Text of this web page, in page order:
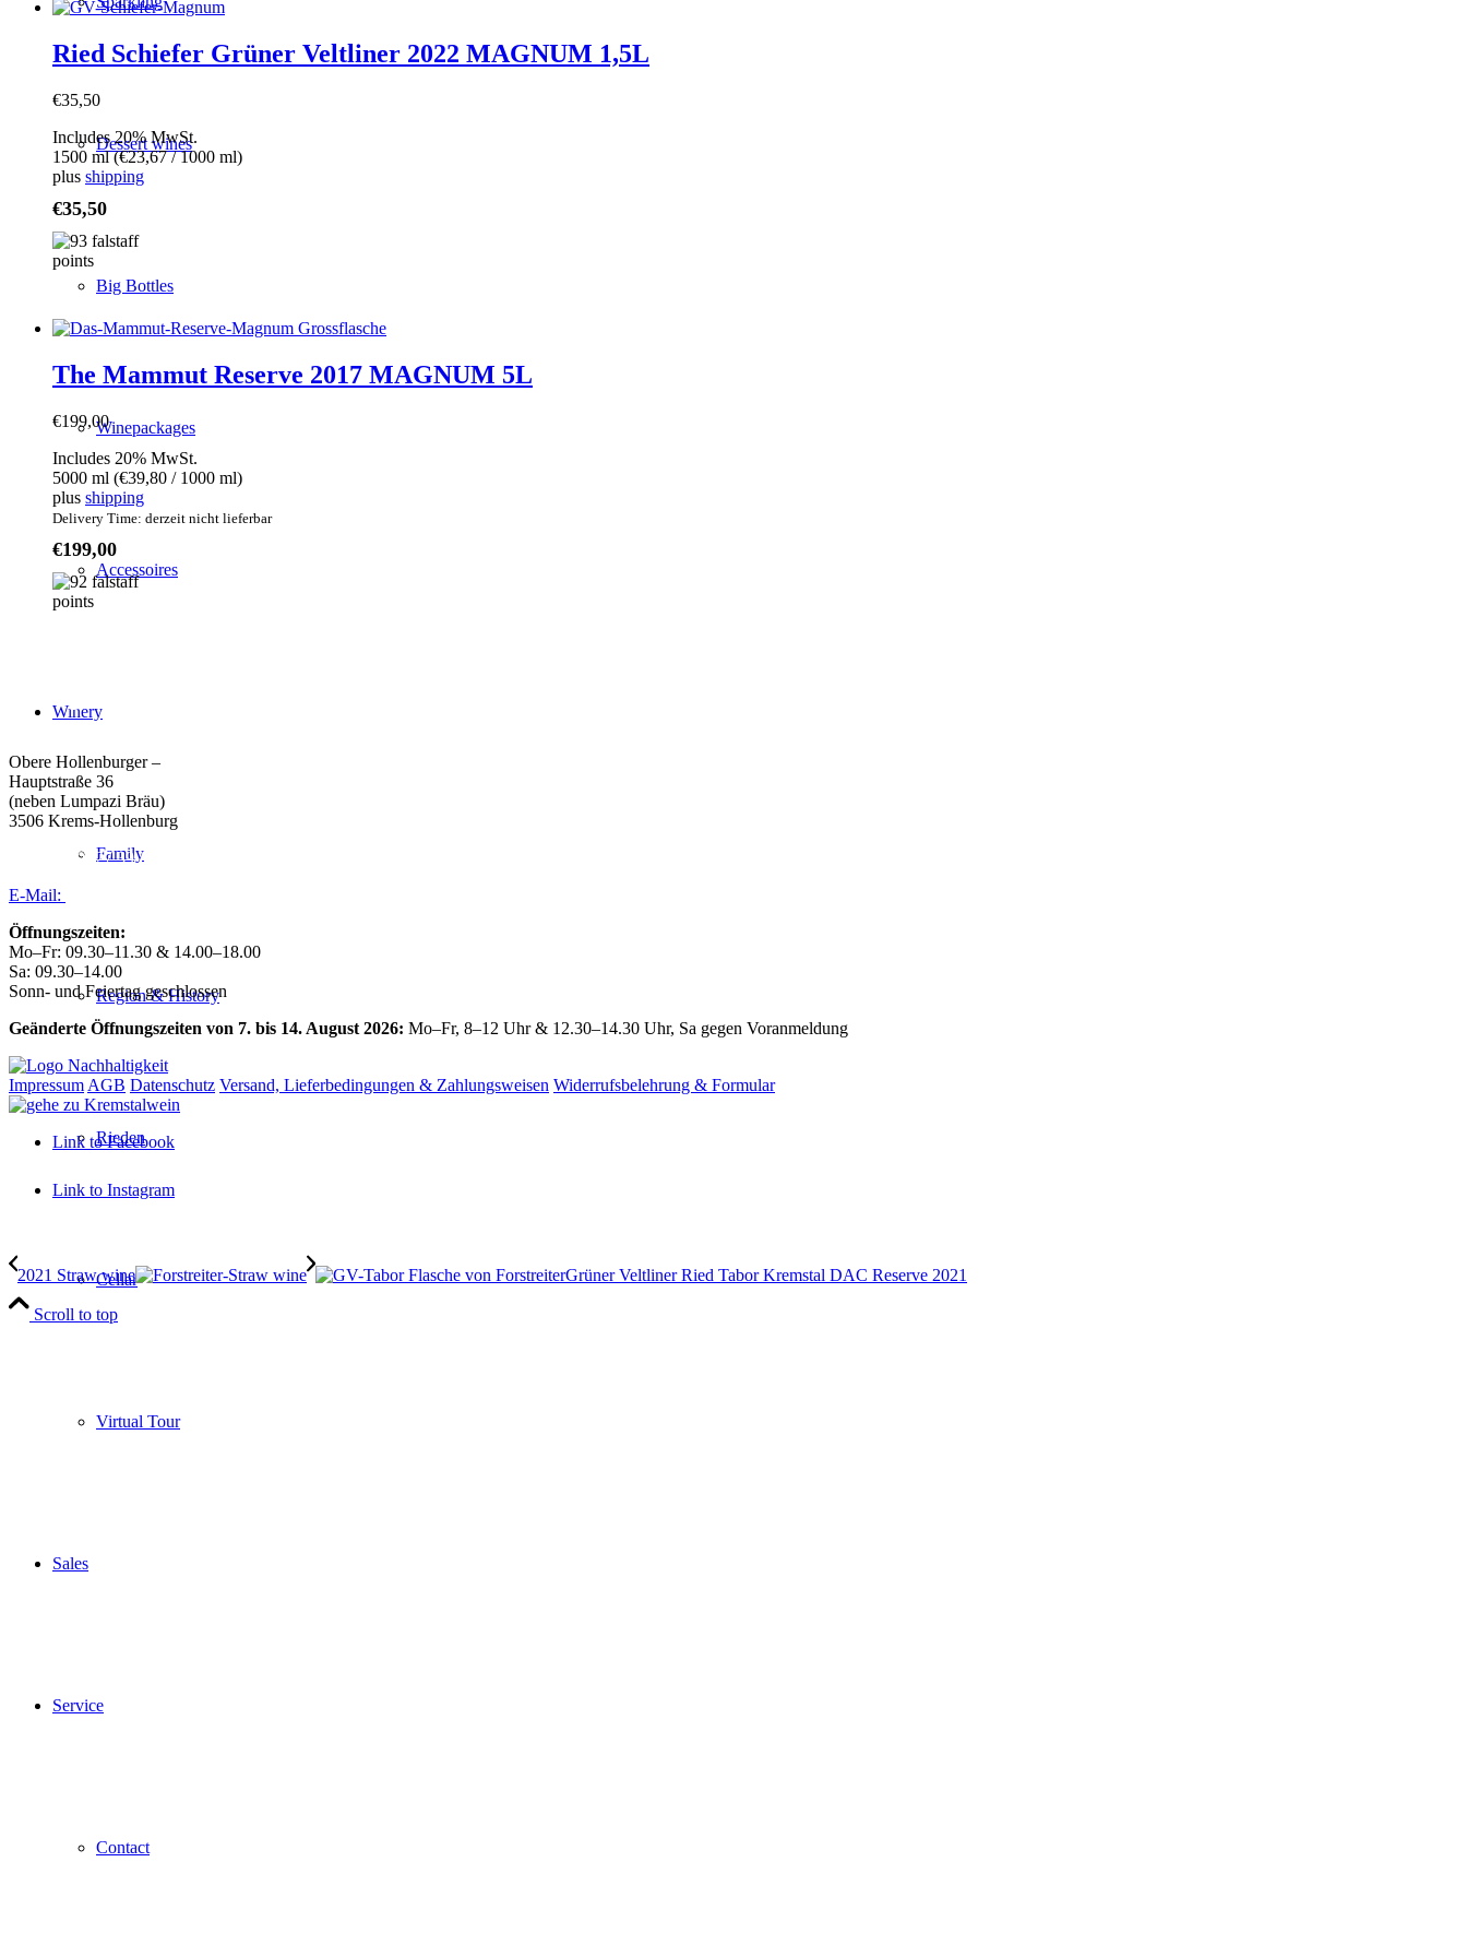
Dessert wines
Big Bottles
Winepackages
Accessoires
Winery
Family
Region & History
Rieden
Cellar
Virtual Tour
Sales
Service
Contact
Ried Schiefer Grüner Veltliner 2022 MAGNUM 1,5L
€35,50
Includes 20% MwSt.
1500 ml (€23,67/ 1000 ml)
plus shipping
€35,50
The Mammut Reserve 2017 MAGNUM 5L
€199,00
Includes 20% MwSt.
5000 ml (€39,80 / 1000 ml)
plus shipping
Delivery Time: derzeit nicht lieferbar
€199,00
Obere Hollenburger –
Hauptstraße 36
(neben Lumpazi Bräu)
3506 Krems-Hollenburg
+43 (0) 27 39 / 22 96
E-Mail:
Öffnungszeiten:
Mo–Fr: 09.30–11.30 & 14.00–18.00
Sa: 09.30–14.00
Sonn- und Feiertag geschlossen
Geänderte Öffnungszeiten von 7. bis 14. August 2026: Mo–Fr, 8–12 Uhr & 12.30–14.30 Uhr, Sa gegen Voranmeldung
Impressum AGB Datenschutz Versand, Lieferbedingungen & Zahlungsweisen Widerrufsbelehrung & Formular
Link to Facebook
Link to Instagram
2021 Straw wine Grüner Veltliner Ried Tabor Kremstal DAC Reserve 2021
Scroll to top